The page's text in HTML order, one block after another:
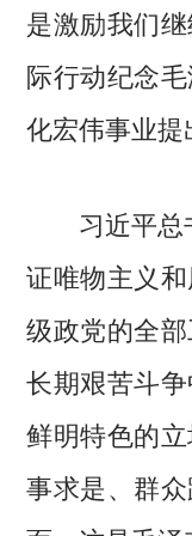
是激励我们
际行动纪念
化宏伟事业提
习近平总
证唯物主义
级政党的全
长期艰苦斗
鲜明特色的
事求是、群